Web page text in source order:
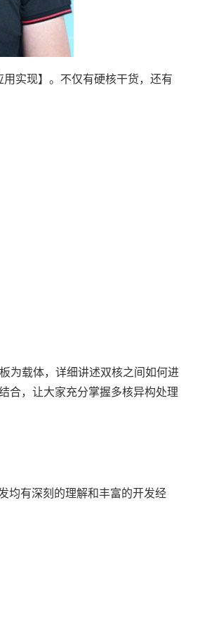
实现】。不仅有硬核干货，还有
为载体，详细讲述双核之间如何进
合，让大家充分掌握多核异构处理
均有深刻的理解和丰富的开发经